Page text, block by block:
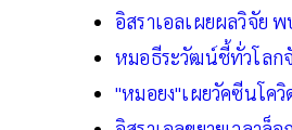
อิสราเอลเผยผลวิจัย
หมอธีระวัฒน์ชี้ทั่วโลก
"หมอยง"เผยวัคซีนโค